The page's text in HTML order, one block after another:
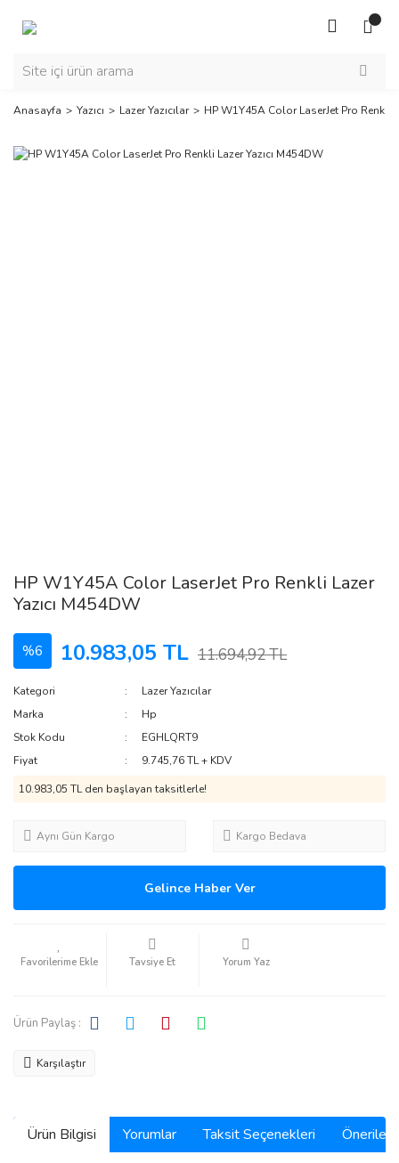
Anasayfa Yazıcı Lazer Yazıcılar HP W1Y45A Color LaserJet Pro Renkli
HP W1Y45A Color LaserJet Pro Renkli Lazer
Yazıcı M454DW
%6 10.983,05 TL 11.694,92 TL
Kategori
Lazer Yazıcılar
Marka
Hp
Stok Kodu
EGHLQRT9
Fiyat
9.745,76 TL + KDV
10.983,05 TL den başlayan taksitlerle!
Aynı Gün Kargo Kargo Bedava
Gelince Haber Ver
Tavsiye Et Yorum Yaz
Ürün Paylaş :
Karşılaştır
Ürün Bilgisi Yorumlar Taksit Seçenekleri